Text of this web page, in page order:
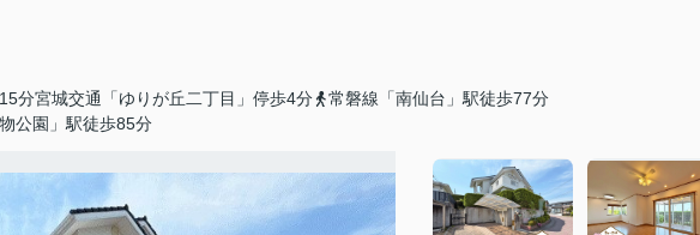
分宮城交通「ゆりが丘二丁目」停歩4分
常磐線「南仙台」駅徒歩77分
公園」駅徒歩85分